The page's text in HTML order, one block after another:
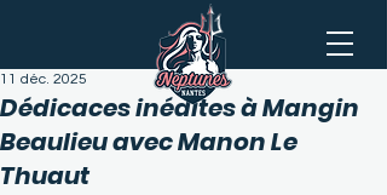
Dédicaces inédites à Mangin
Beaulieu avec Manon Le
Thuaut
11 déc. 2025